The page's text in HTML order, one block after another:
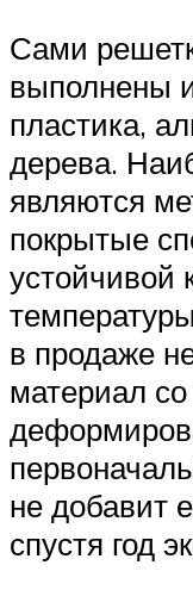
Сами
выполнены
пластика,
дерева.
являются
покрытые
устойчивой
в продаже
материал
не добавит
спустя год